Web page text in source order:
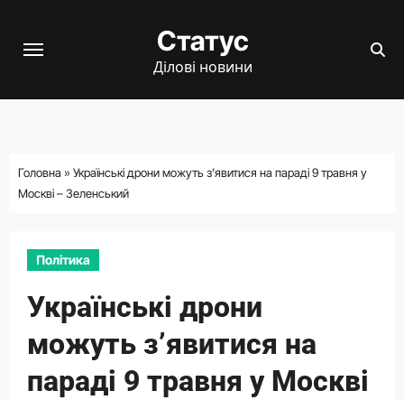
Статус
Ділові новини
Головна » Українські дрони можуть з’явитися на параді 9 травня у
Москві – Зеленський
Політика
Українські дрони
можуть з’явитися на
параді 9 травня у Москві